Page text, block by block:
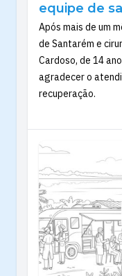
equipe de
Após mais de um
de Santarém e
Cardoso, de 14
agradecer o
recuperação.